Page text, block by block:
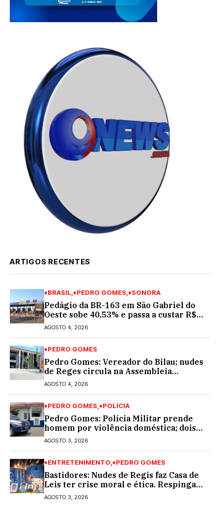
ARTIGOS RECENTES
♦BRASIL ♦PEDRO GOMES ♦SONORA
Pedágio da BR-163 em São Gabriel do
Oeste sobe 40,53% e passa a custar R$
10,70 a partir desta quarta-feira
AGOSTO 4, 2026
♦PEDRO GOMES
Pedro Gomes: Vereador do Bilau; nudes
de Reges circula na Assembleia
Legislativa de MS e também na
governadoria
AGOSTO 4, 2026
♦PEDRO GOMES ♦POLÍCIA
Pedro Gomes: Polícia Militar prende
homem por violência doméstica; dois
socos na cara dela
AGOSTO 3, 2026
♦ENTRETENIMENTO ♦PEDRO GOMES
Bastidores: Nudes de Regis faz Casa de
Leis ter crise moral e ética. Respinga
em todos os vereadores e decredibiliza
vereança
AGOSTO 3, 2026